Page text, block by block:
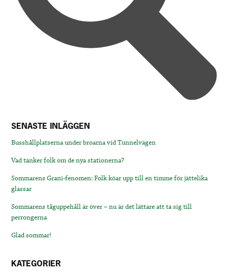
SENASTE INLÄGGEN
Busshållplatserna under broarna vid Tunnelvägen
Vad tänker folk om de nya stationerna?
Sommarens Grani-fenomen: Folk köar upp till en timme för jättelika
glassar
Sommarens tåguppehåll är över – nu är det lättare att ta sig till
perrongerna
Glad sommar!
KATEGORIER